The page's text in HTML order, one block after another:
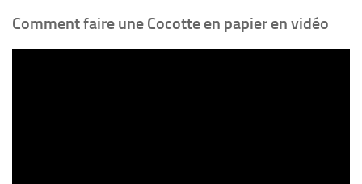
Comment faire une Cocotte en papier en vidéo